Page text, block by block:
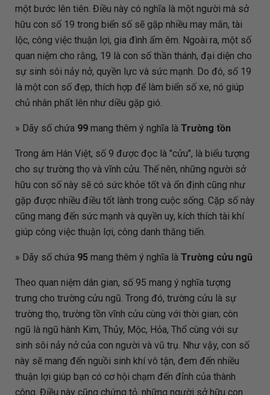
một bước lên tiên. Điều này có nghĩa là một người mà sở
hữu con số 19 trong biển số sẽ gặp nhiều may mắn, tài
lộc, công việc thuận lợi, gia đình ấm êm. Ngoài ra, một số
quan niệm cho rằng, 19 là con số thần thánh, đại diện cho
sự sinh sôi nảy nở, quyền lực và sức mạnh. Do đó, số 19
là một con số đẹp, thích hợp để làm biển số xe, nó giúp
chủ nhân phất lên như diều gặp gió.
» Dãy số chứa 99mang thêm ý nghĩa là Trường tồn
Trong âm Hán Việt, số 9 được đọc là "cửu", là biểu tượng
cho sự trường thọ và vĩnh cửu. Thế nên, những người sở
hữu con số này sẽ có sức khỏe tốt và ổn định cũng như
gặp được nhiều điều tốt lành trong cuộc sống. Cặp số này
cũng mang đến sức mạnh và quyền uy, kích thích tài khí
giúp công việc thuận lợi, công danh thăng tiến.
» Dãy số chứa 95 mang thêm ý nghĩa là Trường cửu ngũ
Theo quan niệm dân gian, số 95 mang ý nghĩa tượng
trưng cho trường cửu ngũ. Trong đó, trường cửu là sự
trường thọ, trường tồn vĩnh cửu cùng với thời gian; còn
ngũ là ngũ hành Kim, Thủy, Mộc, Hỏa, Thổ cùng với sự
sinh sôi nảy nở của con người và vũ trụ. Như vậy, con số
này sẽ mang đến nguồi sinh khí vô tận, đem đến nhiều
thuận lợi giúp bạn có cơ hội chạm đến đỉnh của thành
công. Điều này cũng chứng tỏ, những người sở hữu con